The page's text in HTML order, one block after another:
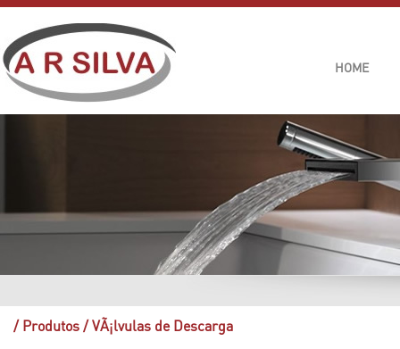
HOME
/ Produtos / VÃ¡lvulas de Descarga